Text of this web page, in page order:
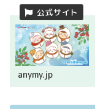
anymy.jp